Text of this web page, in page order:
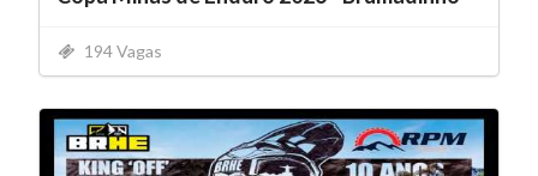
194 Vagas